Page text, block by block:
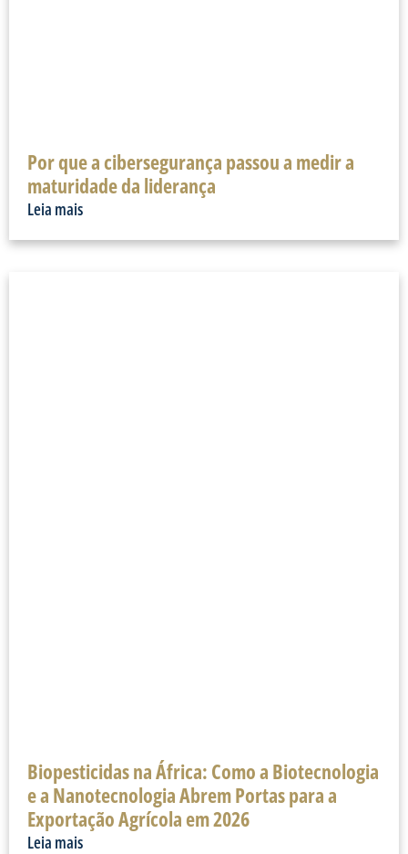
Por que a cibersegurança passou a medir a
maturidade da liderança
Leia mais
Biopesticidas na África: Como a Biotecnologia
e a Nanotecnologia Abrem Portas para a
Exportação Agrícola em 2026
Leia mais